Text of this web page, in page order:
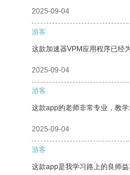
2025-09-04
游客
这款加速器VPM应用程序已经
2025-09-04
游客
这款app的老师非常专业，教
2025-09-04
游客
这款app是我学习路上的良师